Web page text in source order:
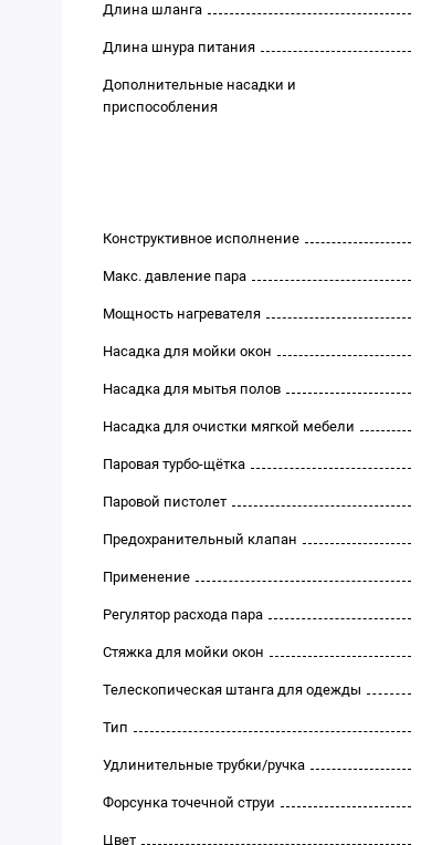
Длина шланга
Длина шнура питания
Дополнительные насадки и
приспособления
Конструктивное исполнение
Макс. давление пара
Мощность нагревателя
Насадка для мойки окон
Насадка для мытья полов
Насадка для очистки мягкой мебели
Паровая турбо-щётка
Паровой пистолет
Предохранительный клапан
Применение
Регулятор расхода пара
Стяжка для мойки окон
Телескопическая штанга для одежды
Тип
Удлинительные трубки/ручка
Форсунка точечной струи
Цвет